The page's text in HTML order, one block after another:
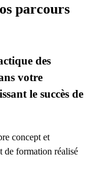
parcours
des
votre
le succès de
concept et
de formation réalisé